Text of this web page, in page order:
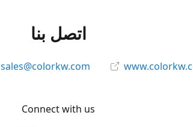
اتصل بنا
sales@colorkw.com
Connect with us